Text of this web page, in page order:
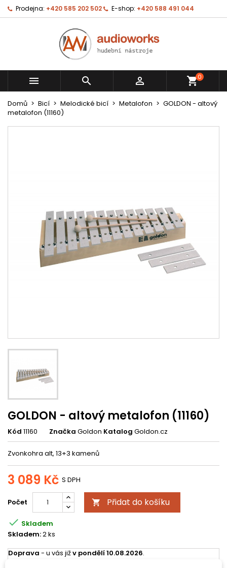
Prodejna: +420 585 202 502 E-shop: +420 588 491 044
   shopping_cart0
Domů Bicí Melodické bicí Metalofon
GOLDON - altový
metalofon (11160)
GOLDON - altový metalofon (11160)
Kód 11160 Značka Goldon Katalog Goldon.cz
Zvonkohra alt, 13+3 kamenů
3 089 Kč S DPH
Počet  Přidat do košíku
 Skladem
Skladem:2 ks
Doprava - u vás jižv pondělí 10.08.2026.